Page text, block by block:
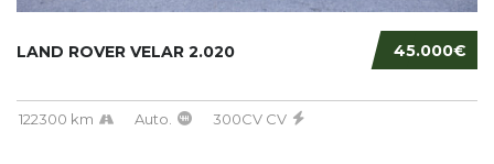
45.000€
LAND ROVER VELAR 2.020
122300 km Auto. 300CV CV